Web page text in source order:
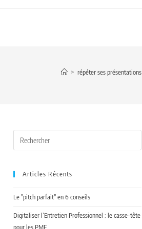
> répéter ses présentations
Articles Récents
Le "pitch parfait" en 6 conseils
Digitaliser l’Entretien Professionnel : le casse-tête
pour les PME